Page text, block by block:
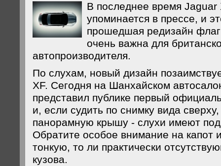
В последнее время Jaguar
упоминается в прессе, и
прошедшая редизайн
очень важна для
автопроизводителя.
По слухам, новый дизайн
XF. Сегодня на Шанхайском
представил публике первый
и, если судить по снимку вида
панорамную крышу - слухи имеют
Обратите особое внимание на капот
тонкую, то ли практически
кузова.